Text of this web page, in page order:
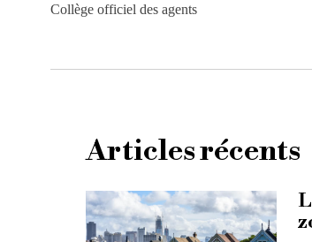
Collège officiel des agents
Articles récents